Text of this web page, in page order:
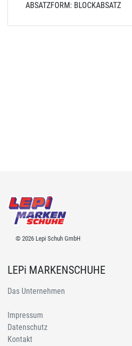
ABSATZFORM: BLOCKABSATZ
© 2026 Lepi Schuh GmbH
LEPi MARKENSCHUHE
Das Unternehmen
Impressum
Datenschutz
Kontakt